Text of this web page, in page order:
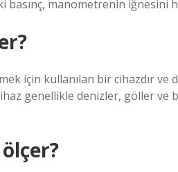
basınç, manometrenin iğnesini
için kullanılan bir cihazdır
genellikle denizler, göller